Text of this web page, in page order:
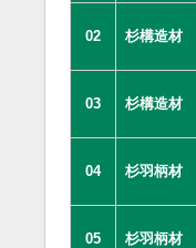
02 杉構造材
03 杉構造材
04 杉羽柄材
05 杉羽柄材